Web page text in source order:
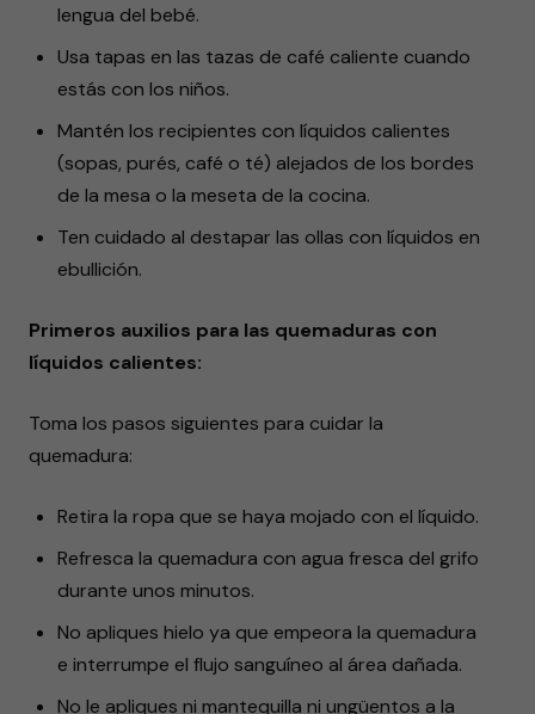
lengua del bebé.
Usa tapas en las tazas de café caliente cuando
estás con los niños.
Mantén los recipientes con líquidos calientes
(sopas, purés, café o té) alejados de los bordes
de la mesa o la meseta de la cocina.
Ten cuidado al destapar las ollas con líquidos en
ebullición.
Primeros auxilios para las quemaduras con
líquidos calientes:
Toma los pasos siguientes para cuidar la
quemadura:
Retira la ropa que se haya mojado con el líquido.
Refresca la quemadura con agua fresca del grifo
durante unos minutos.
No apliques hielo ya que empeora la quemadura
e interrumpe el flujo sanguíneo al área dañada.
No le apliques ni mantequilla ni ungüentos a la